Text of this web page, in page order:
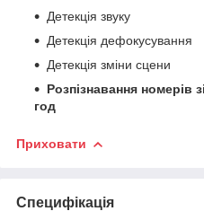
Детекція звуку
Детекція дефокусування
Детекція зміни сцени
Розпізнавання номерів
год
Приховати
Специфікація